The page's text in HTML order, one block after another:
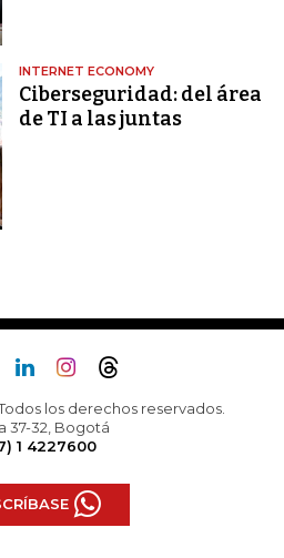
INTERNET ECONOMY
Ciberseguridad: del área
de TI a las juntas
los derechos reservados.
37-32, Bogotá
1 4227600